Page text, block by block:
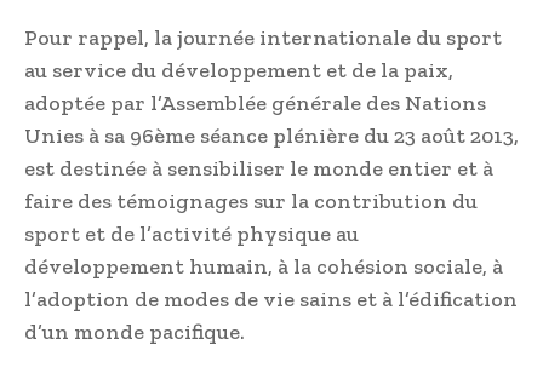
Pour rappel, la journée internationale du sport
au service du développement et de la paix,
adoptée par l’Assemblée générale des Nations
Unies à sa 96ème séance plénière du 23 août 2013,
est destinée à sensibiliser le monde entier et à
faire des témoignages sur la contribution du
sport et de l’activité physique au
développement humain, à la cohésion sociale, à
l’adoption de modes de vie sains et à l’édification
d’un monde pacifique.